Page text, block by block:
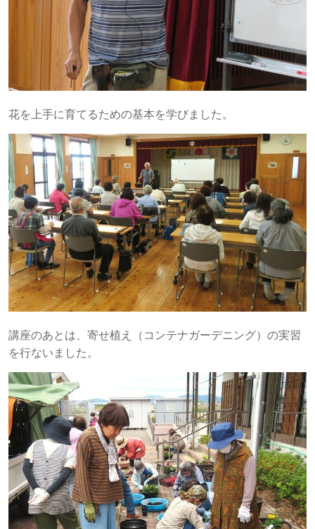
花を上手に育てるための基本を学びました。
講座のあとは、寄せ植え（コンテナガーデニング）の実習
を行ないました。